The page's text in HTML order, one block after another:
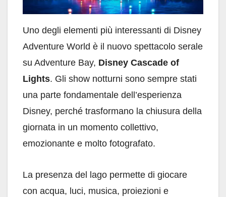
Uno degli elementi più interessanti di Disney
Adventure World è il nuovo spettacolo serale
su Adventure Bay, Disney Cascade of
Lights. Gli show notturni sono sempre stati
una parte fondamentale dell’esperienza
Disney, perché trasformano la chiusura della
giornata in un momento collettivo,
emozionante e molto fotografato.
La presenza del lago permette di giocare
con acqua, luci, musica, proiezioni e